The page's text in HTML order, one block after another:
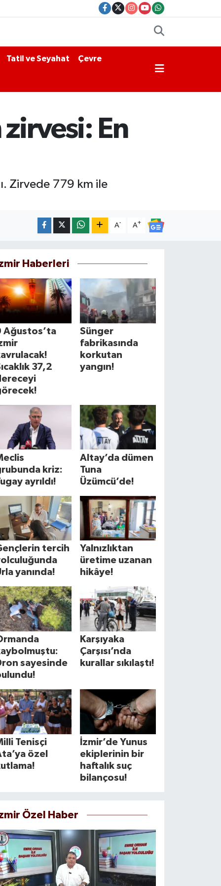
Tatil ve Seyahat Çevre
En
Zirvede 779 km ile
A- A+
Haberleri
Ağustos’ta
37,2
Sünger
fabrikasında
korkutan
yangın!
kriz:
ayrıldı!
Altay’da dümen
Tuna
Üzümcü’de!
tercih
yanında!
Yalnızlıktan
üretime uzanan
hikâye!
sayesinde
Karşıyaka
Çarşısı’nda
kurallar sıkılaştı!
Tenisçi
özel
İzmir’de Yunus
ekiplerinin bir
haftalık suç
bilançosu!
Özel Haber